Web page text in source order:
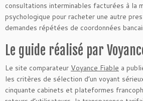
consultations interminables facturées à la
psychologique pour racheter une autre
demandes répétées de coordonnées
Le guide réalisé par
Le site comparateur Voyance Fiable a
les critères de sélection d’un voyant
cinquante cabinets et plateformes